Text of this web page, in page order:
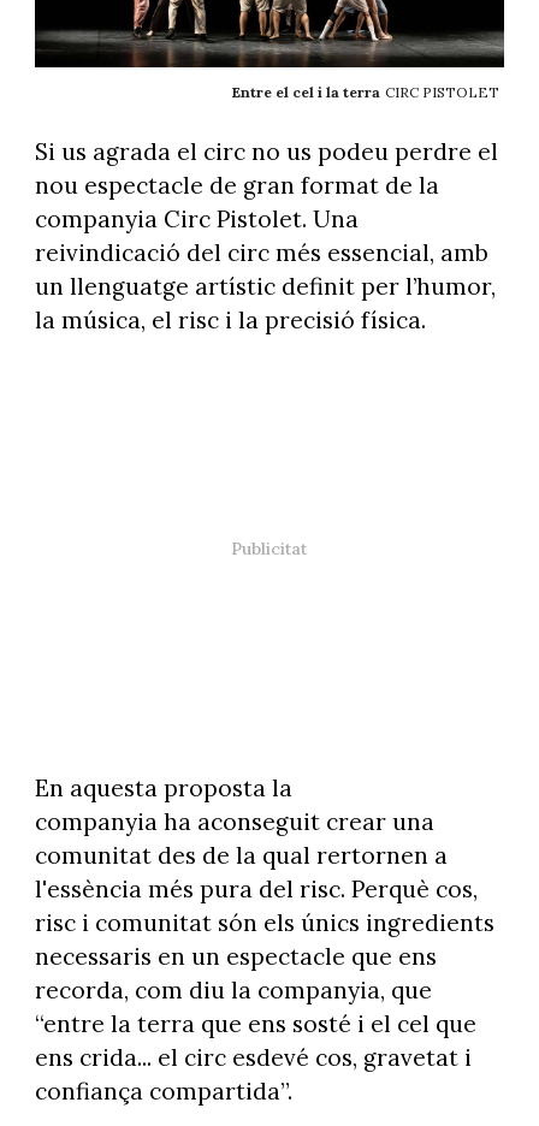
Entre el cel i la terra CIRC PISTOLET
Si us agrada el circ no us podeu perdre el
nou espectacle de gran format de la
companyia Circ Pistolet. Una
reivindicació del circ més essencial, amb
un llenguatge artístic definit per l’humor,
la música, el risc i la precisió física.
En aquesta proposta la
companyia ha aconseguit crear una
comunitat des de la qual rertornen a
l'essència més pura del risc. Perquè cos,
risc i comunitat són els únics ingredients
necessaris en un espectacle que ens
recorda, com diu la companyia, que
“entre la terra que ens sosté i el cel que
ens crida... el circ esdevé cos, gravetat i
confiança compartida”.